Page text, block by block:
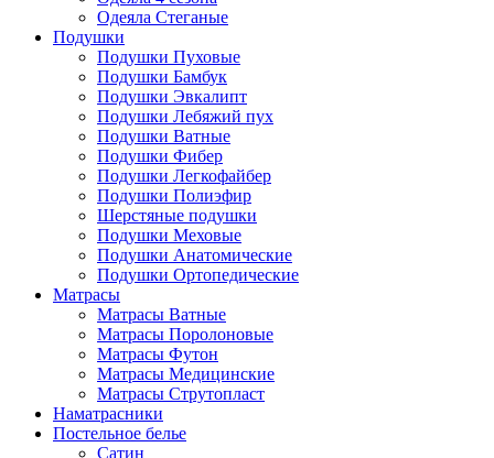
Одеяла Стеганые
Подушки
Подушки Пуховые
Подушки Бамбук
Подушки Эвкалипт
Подушки Лебяжий пух
Подушки Ватные
Подушки Фибер
Подушки Легкофайбер
Подушки Полиэфир
Шерстяные подушки
Подушки Меховые
Подушки Анатомические
Подушки Ортопедические
Матрасы
Матрасы Ватные
Матрасы Поролоновые
Матрасы Футон
Матрасы Медицинские
Матрасы Струтопласт
Наматрасники
Постельное белье
Сатин